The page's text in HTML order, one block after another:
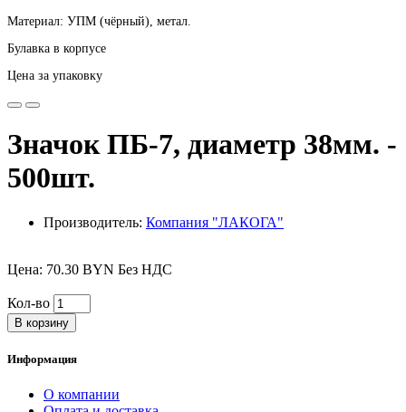
Материал: УПМ (чёрный), метал.
Булавка в корпусе
Цена за упаковку
Значок ПБ-7, диаметр 38мм. -
500шт.
Производитель: Компания "ЛАКОГА"
Цена: 70.30 BYN Без НДС
Кол-во
В корзину
Информация
О компании